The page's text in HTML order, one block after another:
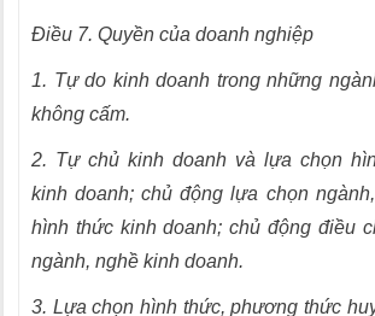
Điều 7. Quyền của doanh nghiệp
1. Tự do kinh doanh trong những
không cấm.
2. Tự chủ kinh doanh và lựa chọn
kinh doanh; chủ động lựa chọn
hình thức kinh doanh; chủ động điều
ngành, nghề kinh doanh.
3. Lựa chọn hình thức, phương thức